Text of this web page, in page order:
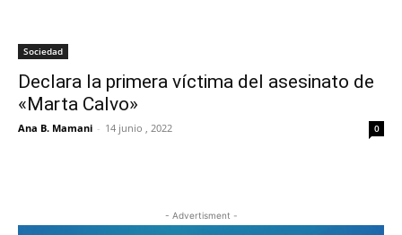
Sociedad
Declara la primera víctima del asesinato de
«Marta Calvo»
Ana B. Mamani - 14 junio , 2022 0
- Advertisment -